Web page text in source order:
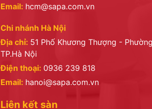
Email: hcm@sapa.com.vn
Chi nhánh Hà Nội
Địa chỉ: 51 Phố Khương Thượng -
TP.Hà Nội
Điện thoại: 0936 239 818
Email: hanoi@sapa.com.vn
Liên kết sàn